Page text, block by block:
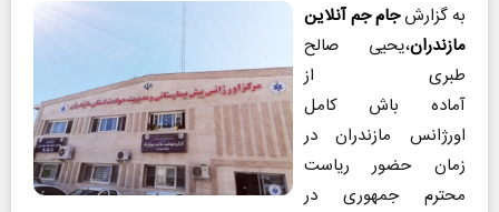
به گزارش جام جم آنلاین
مازندران،یحیی صالح
طبری از
آماده باش کامل
اورژانس مازندران در
زمان حضور ریاست
محترم جمهوری در